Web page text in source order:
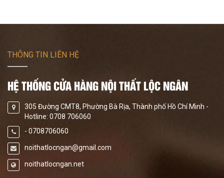
THÔNG TIN LIÊN HỆ
HỆ THỐNG CỬA HÀNG NỘI THẤT LỘC NGÂN
305 Đường CMT8, Phường Bà Rịa, Thành phố Hồ Chí Minh -
Hotline: 0708 706060
- 0708706060
noithatlocngan@gmail.com
noithatlocngan.net